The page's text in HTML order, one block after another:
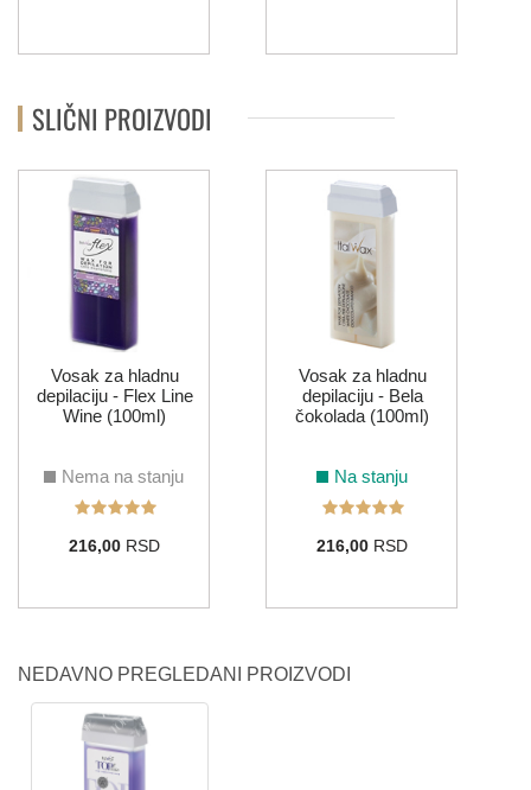
SLIČNI PROIZVODI
Vosak za hladnu
depilaciju - Flex Line
Wine (100ml)
Nema na stanju
216,00RSD
Vosak za hladnu
depilaciju - Bela
čokolada (100ml)
Na stanju
216,00RSD
NEDAVNO PREGLEDANI PROIZVODI